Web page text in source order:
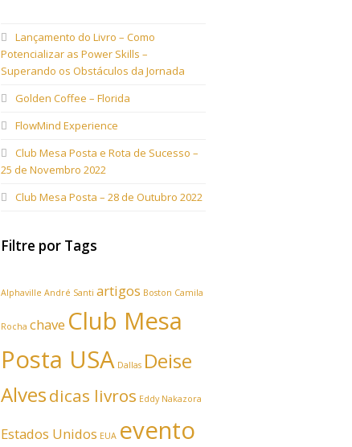
Lançamento do Livro – Como
Potencializar as Power Skills –
Superando os Obstáculos da Jornada
Golden Coffee – Florida
FlowMind Experience
Club Mesa Posta e Rota de Sucesso –
25 de Novembro 2022
Club Mesa Posta – 28 de Outubro 2022
Filtre por Tags
Alphaville André Santi artigos Boston Camila
Rocha chave Club Mesa
Posta USA Dallas Deise
Alvesdicas livros Eddy Nakazora
Estados Unidos EUA evento